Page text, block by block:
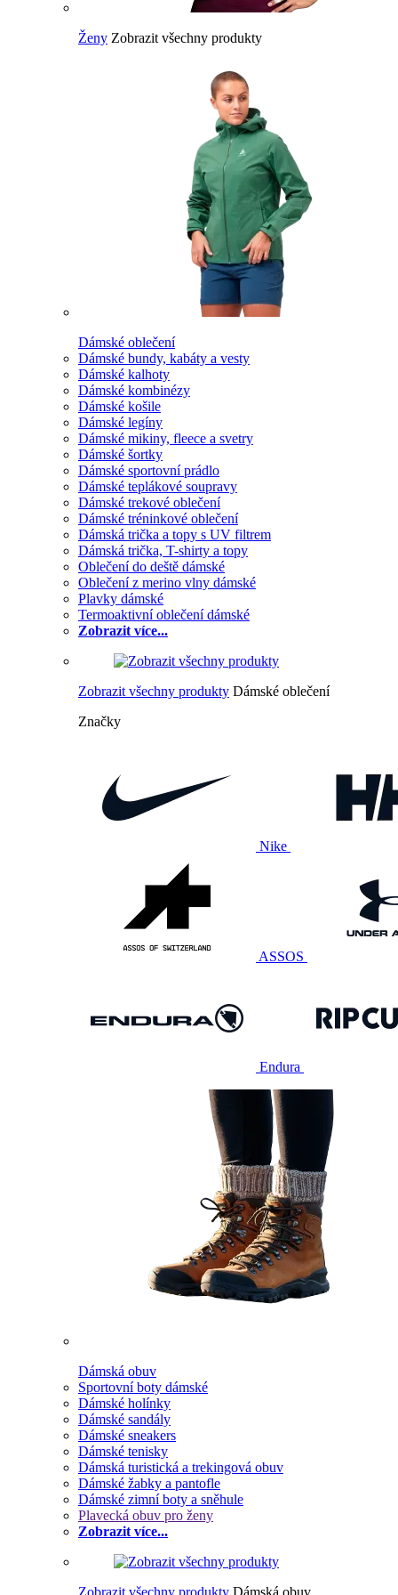
Ženy Zobrazit všechny produkty
Dámské oblečení
Dámské bundy, kabáty a vesty
Dámské kalhoty
Dámské kombinézy
Dámské košile
Dámské legíny
Dámské mikiny, fleece a svetry
Dámské šortky
Dámské sportovní prádlo
Dámské teplákové soupravy
Dámské trekové oblečení
Dámské tréninkové oblečení
Dámská trička a topy s UV filtrem
Dámská trička, T-shirty a topy
Oblečení do deště dámské
Oblečení z merino vlny dámské
Plavky dámské
Termoaktivní oblečení dámské
Zobrazit více...
Zobrazit všechny produkty Dámské oblečení
Značky
Nike
ASSOS
Endura
Dámská obuv
Sportovní boty dámské
Dámské holínky
Dámské sandály
Dámské sneakers
Dámské tenisky
Dámská turistická a trekingová obuv
Dámské žabky a pantofle
Dámské zimní boty a sněhule
Plavecká obuv pro ženy
Zobrazit více...
Zobrazit všechny produkty Dámská obuv